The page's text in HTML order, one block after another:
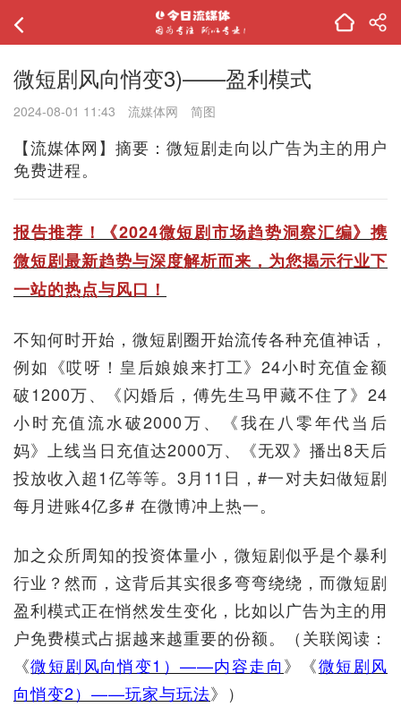
微短剧风向悄变3)——盈利模式
2024-08-01 11:43 流媒体网 简图
【流媒体网】摘要：微短剧走向以广告为主的用户
免费进程。
报告推荐！《2024微短剧市场趋势洞察汇编》携
微短剧最新趋势与深度解析而来，为您揭示行业下
一站的热点与风口！
不知何时开始，微短剧圈开始流传各种充值神话，
例如《哎呀！皇后娘娘来打工》24小时充值金额
破1200万、《闪婚后，傅先生马甲藏不住了》24
小时充值流水破2000万、《我在八零年代当后
妈》上线当日充值达2000万、《无双》播出8天后
投放收入超1亿等等。3月11日，#一对夫妇做短剧
每月进账4亿多# 在微博冲上热一。
加之众所周知的投资体量小，微短剧似乎是个暴利
行业？然而，这背后其实很多弯弯绕绕，而微短剧
盈利模式正在悄然发生变化，比如以广告为主的用
户免费模式占据越来越重要的份额。（关联阅读：
《微短剧风向悄变1）——内容走向》《微短剧风
向悄变2）——玩家与玩法》）